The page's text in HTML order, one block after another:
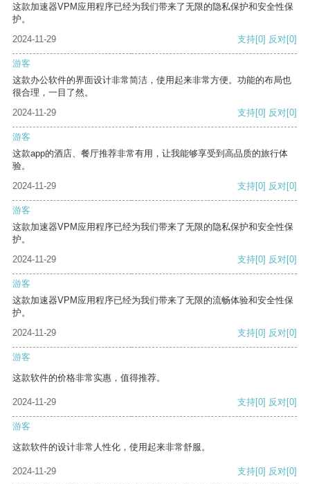
这款加速器VPM应用程序已经为我们带来了无限的隐私保护和安全性保
护。
2024-11-29
支持[0] 反对[0]
游客
这款办公软件的界面设计非常简洁，使用起来非常方便。功能的布局也
很合理，一目了然。
2024-11-29
支持[0] 反对[0]
游客
这款app的酒店、餐厅推荐非常有用，让我能够享受到高品质的旅行体
验。
2024-11-29
支持[0] 反对[0]
游客
这款加速器VPM应用程序已经为我们带来了无限的隐私保护和安全性保
护。
2024-11-29
支持[0] 反对[0]
游客
这款加速器VPM应用程序已经为我们带来了无限的流畅体验和安全性保
护。
2024-11-29
支持[0] 反对[0]
游客
这款软件的价格非常实惠，值得推荐。
2024-11-29 支持[0] 反对[0]
游客
这款软件的设计非常人性化，使用起来非常舒服。
2024-11-29 支持[0] 反对[0]